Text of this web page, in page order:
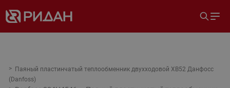
Паяный пластинчатый теплообменник двухходовой XB52 Данфосс
(Danfoss)